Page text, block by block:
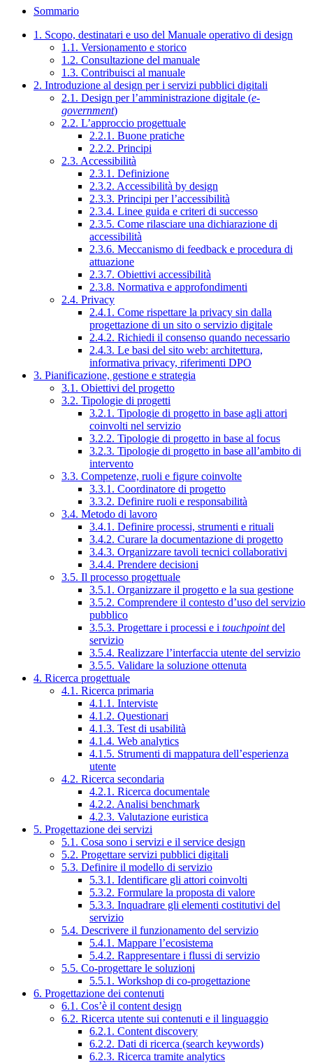
Sommario
1. Scopo, destinatari e uso del Manuale operativo di design
1.1. Versionamento e storico
1.2. Consultazione del manuale
1.3. Contribuisci al manuale
2. Introduzione al design per i servizi pubblici digitali
2.1. Design per l’amministrazione digitale (e-
government)
2.2. L’approccio progettuale
2.2.1. Buone pratiche
2.2.2. Principi
2.3. Accessibilità
2.3.1. Definizione
2.3.2. Accessibilità by design
2.3.3. Principi per l’accessibilità
2.3.4. Linee guida e criteri di successo
2.3.5. Come rilasciare una dichiarazione di
accessibilità
2.3.6. Meccanismo di feedback e procedura di
attuazione
2.3.7. Obiettivi accessibilità
2.3.8. Normativa e approfondimenti
2.4. Privacy
2.4.1. Come rispettare la privacy sin dalla
progettazione di un sito o servizio digitale
2.4.2. Richiedi il consenso quando necessario
2.4.3. Le basi del sito web: architettura,
informativa privacy, riferimenti DPO
3. Pianificazione, gestione e strategia
3.1. Obiettivi del progetto
3.2. Tipologie di progetti
3.2.1. Tipologie di progetto in base agli attori
coinvolti nel servizio
3.2.2. Tipologie di progetto in base al focus
3.2.3. Tipologie di progetto in base all’ambito di
intervento
3.3. Competenze, ruoli e figure coinvolte
3.3.1. Coordinatore di progetto
3.3.2. Definire ruoli e responsabilità
3.4. Metodo di lavoro
3.4.1. Definire processi, strumenti e rituali
3.4.2. Curare la documentazione di progetto
3.4.3. Organizzare tavoli tecnici collaborativi
3.4.4. Prendere decisioni
3.5. Il processo progettuale
3.5.1. Organizzare il progetto e la sua gestione
3.5.2. Comprendere il contesto d’uso del servizio
pubblico
3.5.3. Progettare i processi e i touchpointdel
servizio
3.5.4. Realizzare l’interfaccia utente del servizio
3.5.5. Validare la soluzione ottenuta
4. Ricerca progettuale
4.1. Ricerca primaria
4.1.1. Interviste
4.1.2. Questionari
4.1.3. Test di usabilità
4.1.4. Web analytics
4.1.5. Strumenti di mappatura dell’esperienza
utente
4.2. Ricerca secondaria
4.2.1. Ricerca documentale
4.2.2. Analisi benchmark
4.2.3. Valutazione euristica
5. Progettazione dei servizi
5.1. Cosa sono i servizi e il service design
5.2. Progettare servizi pubblici digitali
5.3. Definire il modello di servizio
5.3.1. Identificare gli attori coinvolti
5.3.2. Formulare la proposta di valore
5.3.3. Inquadrare gli elementi costitutivi del
servizio
5.4. Descrivere il funzionamento del servizio
5.4.1. Mappare l’ecosistema
5.4.2. Rappresentare i flussi di servizio
5.5. Co-progettare le soluzioni
5.5.1. Workshop di co-progettazione
6. Progettazione dei contenuti
6.1. Cos’è il content design
6.2. Ricerca utente sui contenuti e il linguaggio
6.2.1. Content discovery
6.2.2. Dati di ricerca (search keywords)
6.2.3. Ricerca tramite analytics